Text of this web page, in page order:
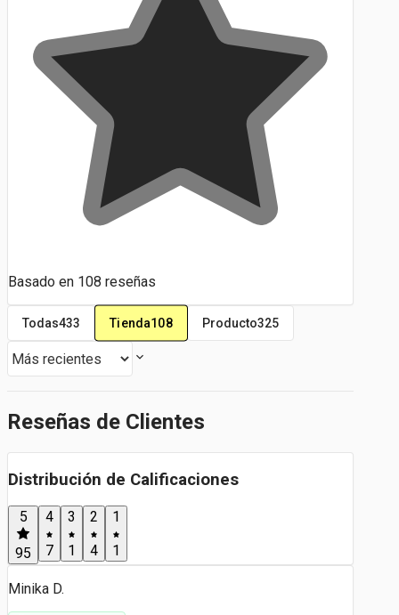
Basado en 108 reseñas
Todas433 Tienda108 Producto325
Reseñas de Clientes
Distribución de Calificaciones
5
95
4
7
3
1
2
4
1
1
Minika D.